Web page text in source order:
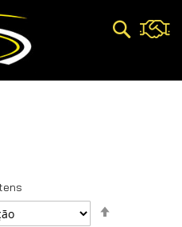
Pesquisa